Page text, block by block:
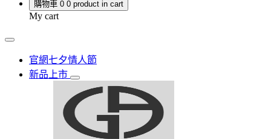
購物車 0 0 product in cart
My cart
官網七夕情人節
新品上市